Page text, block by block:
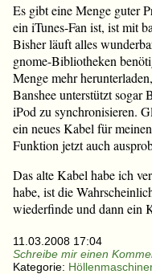
Es gibt eine Menge guter
ein iTunes-Fan ist, ist mit
Bisher läuft alles
gnome-Bibliotheken
Menge mehr
Banshee unterstützt sogar
iPod zu synchronisieren.
ein neues Kabel für
Funktion jetzt auch
Das alte Kabel habe ich
habe, ist die
wiederfinde und dann ein
11.03.2008 17:04
Schreibe mir einen
Kategorie: